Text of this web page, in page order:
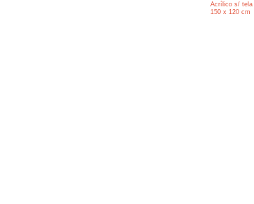
Acrílico s/ tela
150 x 120 cm